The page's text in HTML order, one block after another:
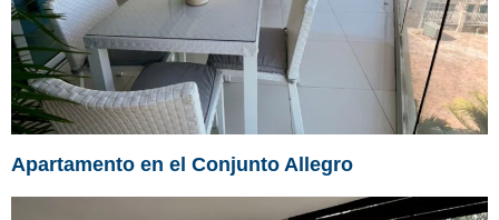
Apartamento en el Conjunto Allegro